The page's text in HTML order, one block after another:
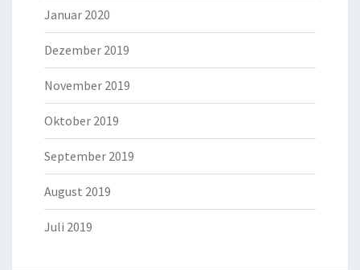
Januar 2020
Dezember 2019
November 2019
Oktober 2019
September 2019
August 2019
Juli 2019